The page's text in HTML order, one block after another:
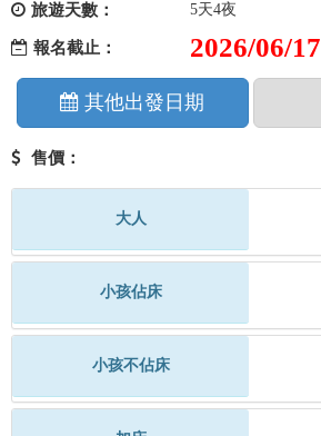
旅遊天數： 5天4夜
報名截止： 2026/06/17
其他出發日期
售價：
大人
小孩佔床
小孩不佔床